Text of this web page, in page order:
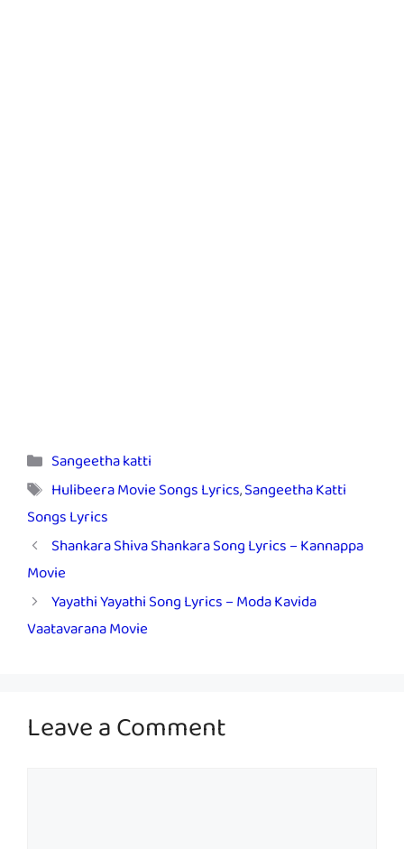
Categories
Sangeetha katti
Tags
Hulibeera Movie Songs Lyrics,Sangeetha Katti
Songs Lyrics
Shankara Shiva Shankara Song Lyrics – Kannappa
Movie
Yayathi Yayathi Song Lyrics – Moda Kavida
Vaatavarana Movie
Leave a Comment